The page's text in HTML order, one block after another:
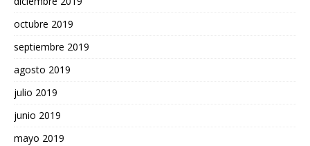
octubre 2019
septiembre 2019
agosto 2019
julio 2019
junio 2019
mayo 2019